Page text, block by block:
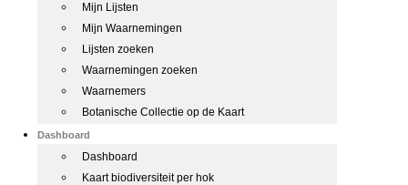
Mijn Lijsten
Mijn Waarnemingen
Lijsten zoeken
Waarnemingen zoeken
Waarnemers
Botanische Collectie op de Kaart
Dashboard
Dashboard
Kaart biodiversiteit per hok